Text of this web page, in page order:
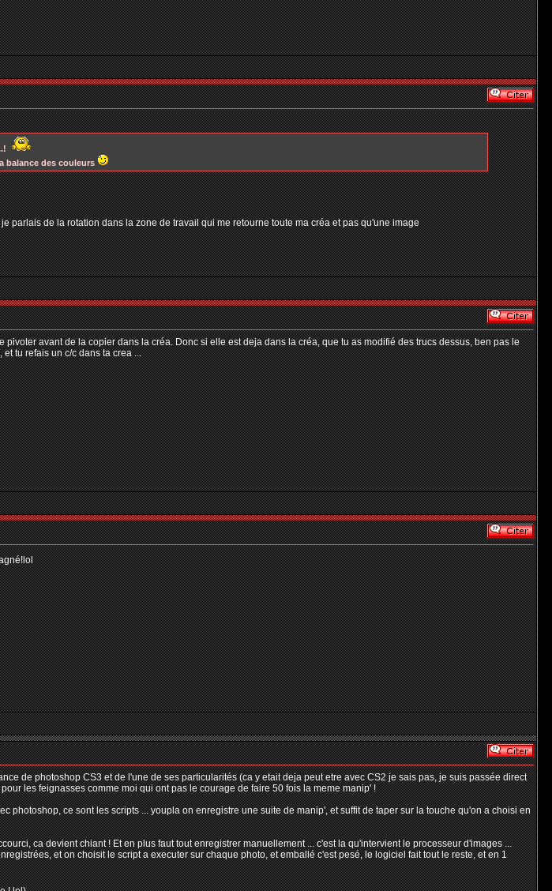
balance des couleurs
je parlais de la rotation dans la zone de travail qui me retourne toute ma créa et pas qu'une image
avant de la copier dans la créa. Donc si elle est deja dans la créa, que tu as modifié des trucs dessus, ben pas le
tu refais un c/c dans ta crea ...
de photoshop CS3 et de l'une de ses particularités (ca y etait deja peut etre avec CS2 je sais pas, je suis passée direct
les feignasses comme moi qui ont pas le courage de faire 50 fois la meme manip' !
photoshop, ce sont les scripts ... youpla on enregistre une suite de manip', et suffit de taper sur la touche qu'on a choisi en
ca devient chiant ! Et en plus faut tout enregistrer manuellement ... c'est la qu'intervient le processeur d'images ...
et on choisit le script a executer sur chaque photo, et emballé c'est pesé, le logiciel fait tout le reste, et en 1